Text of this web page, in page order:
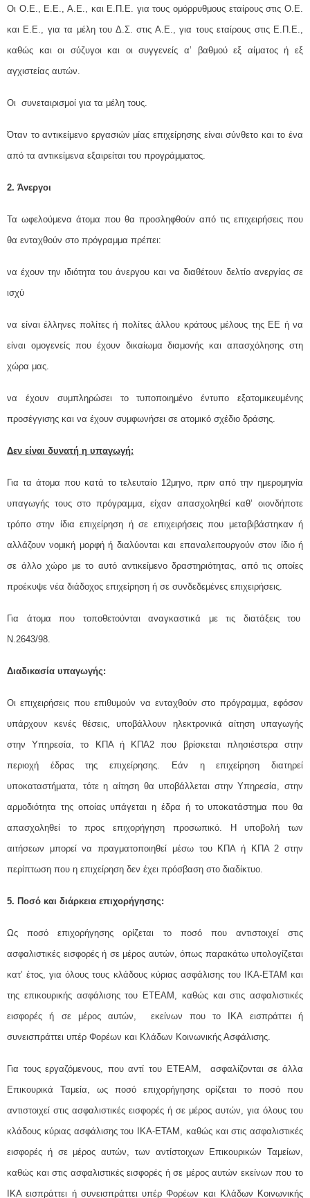
Οι Ο.Ε., Ε.Ε., Α.Ε., και Ε.Π.Ε. για τους ομόρρυθμους εταίρους στις Ο.Ε.
και Ε.Ε., για τα μέλη του Δ.Σ. στις Α.Ε., για τους εταίρους στις Ε.Π.Ε.,
καθώς και οι σύζυγοι και οι συγγενείς α’ βαθμού εξ αίματος ή εξ
αγχιστείας αυτών.
Οι συνεταιρισμοί για τα μέλη τους.
Όταν το αντικείμενο εργασιών μίας επιχείρησης είναι σύνθετο και το ένα
από τα αντικείμενα εξαιρείται του προγράμματος.
2. Άνεργοι
Τα ωφελούμενα άτομα που θα προσληφθούν από τις επιχειρήσεις που
θα ενταχθούν στο πρόγραμμα πρέπει:
να έχουν την ιδιότητα του άνεργου και να διαθέτουν δελτίο ανεργίας σε
ισχύ
να είναι έλληνες πολίτες ή πολίτες άλλου κράτους μέλους της ΕΕ ή να
είναι ομογενείς που έχουν δικαίωμα διαμονής και απασχόλησης στη
χώρα μας.
να έχουν συμπληρώσει το τυποποιημένο έντυπο εξατομικευμένης
προσέγγισης και να έχουν συμφωνήσει σε ατομικό σχέδιο δράσης.
Δεν είναι δυνατή η υπαγωγή:
Για τα άτομα που κατά το τελευταίο 12μηνο, πριν από την ημερομηνία
υπαγωγής τους στο πρόγραμμα, είχαν απασχοληθεί καθ’ οιονδήποτε
τρόπο στην ίδια επιχείρηση ή σε επιχειρήσεις που μεταβιβάστηκαν ή
αλλάζουν νομική μορφή ή διαλύονται και επαναλειτουργούν στον ίδιο ή
σε άλλο χώρο με το αυτό αντικείμενο δραστηριότητας, από τις οποίες
προέκυψε νέα διάδοχος επιχείρηση ή σε συνδεδεμένες επιχειρήσεις.
Για άτομα που τοποθετούνται αναγκαστικά με τις διατάξεις του
Ν.2643/98.
Διαδικασία υπαγωγής:
Οι επιχειρήσεις που επιθυμούν να ενταχθούν στο πρόγραμμα, εφόσον
υπάρχουν κενές θέσεις, υποβάλλουν ηλεκτρονικά αίτηση υπαγωγής
στην Υπηρεσία, το ΚΠΑ ή ΚΠΑ2 που βρίσκεται πλησιέστερα στην
περιοχή έδρας της επιχείρησης. Εάν η επιχείρηση διατηρεί
υποκαταστήματα, τότε η αίτηση θα υποβάλλεται στην Υπηρεσία, στην
αρμοδιότητα της οποίας υπάγεται η έδρα ή το υποκατάστημα που θα
απασχοληθεί το προς επιχορήγηση προσωπικό. Η υποβολή των
αιτήσεων μπορεί να πραγματοποιηθεί μέσω του ΚΠΑ ή ΚΠΑ 2 στην
περίπτωση που η επιχείρηση δεν έχει πρόσβαση στο διαδίκτυο.
5. Ποσό και διάρκεια επιχορήγησης:
Ως ποσό επιχορήγησης ορίζεται το ποσό που αντιστοιχεί στις
ασφαλιστικές εισφορές ή σε μέρος αυτών, όπως παρακάτω υπολογίζεται
κατ’ έτος, για όλους τους κλάδους κύριας ασφάλισης του ΙΚΑ-ΕΤΑΜ και
της επικουρικής ασφάλισης του ΕΤΕΑΜ, καθώς και στις ασφαλιστικές
εισφορές ή σε μέρος αυτών, εκείνων που το ΙΚΑ εισπράττει ή
συνεισπράττει υπέρ Φορέων και Κλάδων Κοινωνικής Ασφάλισης.
Για τους εργαζόμενους, που αντί του ΕΤΕΑΜ, ασφαλίζονται σε άλλα
Επικουρικά Ταμεία, ως ποσό επιχορήγησης ορίζεται το ποσό που
αντιστοιχεί στις ασφαλιστικές εισφορές ή σε μέρος αυτών, για όλους του
κλάδους κύριας ασφάλισης του ΙΚΑ-ΕΤΑΜ, καθώς και στις ασφαλιστικές
εισφορές ή σε μέρος αυτών, των αντίστοιχων Επικουρικών Ταμείων,
καθώς και στις ασφαλιστικές εισφορές ή σε μέρος αυτών εκείνων που το
ΙΚΑ εισπράττει ή συνεισπράττει υπέρ Φορέων και Κλάδων Κοινωνικής